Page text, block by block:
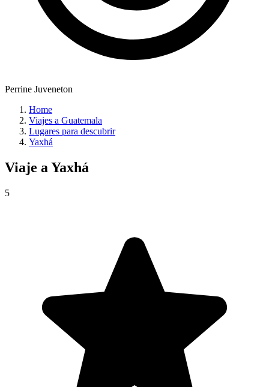
Perrine Juveneton
Home
Viajes a Guatemala
Lugares para descubrir
Yaxhá
Viaje aYaxhá
5